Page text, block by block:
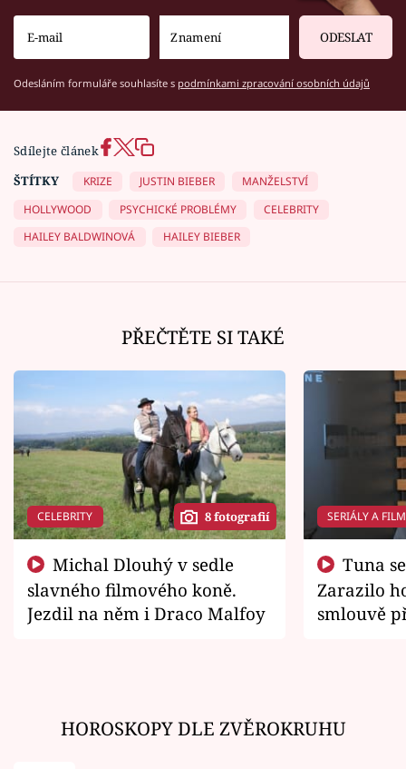
ODESLAT
Odesláním formuláře souhlasíte s podmínkami zpracování osobních údajů
Sdílejte článek
ŠTÍTKY
KRIZE JUSTIN BIEBER
MANŽELSTVÍ
HOLLYWOOD
PSYCHICKÉ PROBLÉMY
CELEBRITY
HAILEY BALDWINOVÁ
HAILEY BIEBER
PŘEČTĚTE SI TAKÉ
CELEBRITY 8 fotografií
slavného filmového koně.
Jezdil na něm i Draco Malfoy
SERIÁLY A
Zarazilo
smlouvě
HOROSKOPY DLE ZVĚROKRUHU